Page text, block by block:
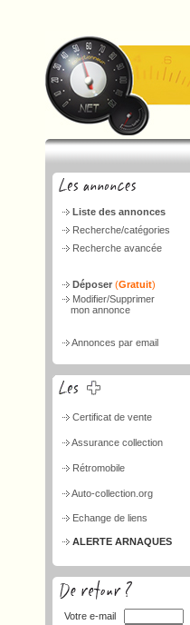
Liste des annonces
Recherche/catégories
Recherche avancée
Déposer (Gratuit)
Modifier/Supprimer
mon annonce
Annonces par email
Certificat de vente
Assurance collection
Rétromobile
Auto-collection.org
Echange de liens
ALERTE ARNAQUES
Votre e-mail